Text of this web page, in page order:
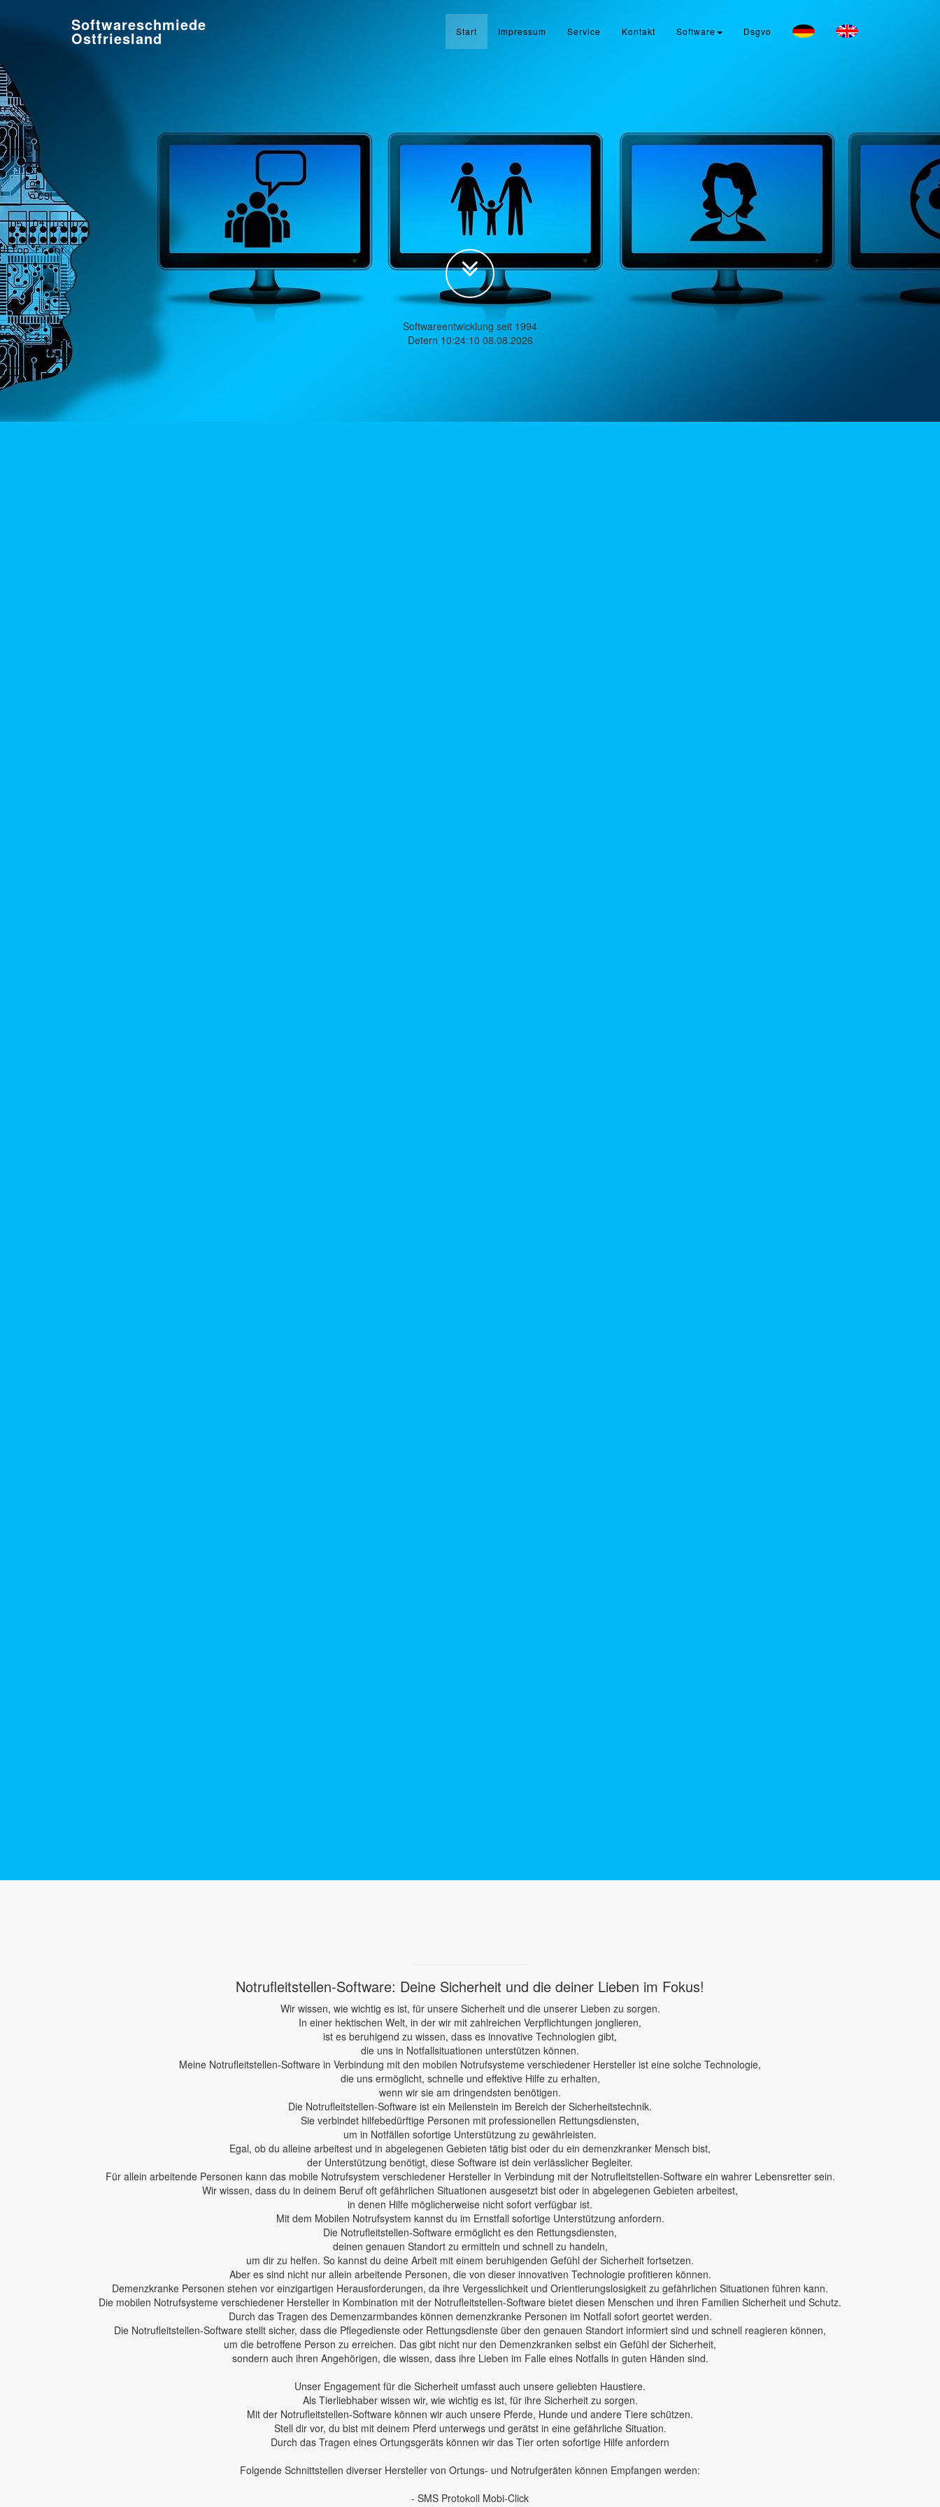
Softwareschmiede
Ostfriesland Start Impressum Service Kontakt Software Dsgvo
Softwareentwicklung seit 1994
Detern 10:24:10 08.08.2026
Notrufleitstellen-Software: Deine Sicherheit und die deiner Lieben im Fokus!
Wir wissen, wie wichtig es ist, für unsere Sicherheit und die unserer Lieben zu sorgen.
In einer hektischen Welt, in der wir mit zahlreichen Verpflichtungen jonglieren,
ist es beruhigend zu wissen, dass es innovative Technologien gibt,
die uns in Notfallsituationen unterstützen können.
Meine Notrufleitstellen-Software in Verbindung mit den mobilen Notrufsysteme verschiedener Hersteller ist eine solche Technologie,
die uns ermöglicht, schnelle und effektive Hilfe zu erhalten,
wenn wir sie am dringendsten benötigen.
Die Notrufleitstellen-Software ist ein Meilenstein im Bereich der Sicherheitstechnik.
Sie verbindet hilfebedürftige Personen mit professionellen Rettungsdiensten,
um in Notfällen sofortige Unterstützung zu gewährleisten.
Egal, ob du alleine arbeitest und in abgelegenen Gebieten tätig bist oder du ein demenzkranker Mensch bist,
der Unterstützung benötigt, diese Software ist dein verlässlicher Begleiter.
Für allein arbeitende Personen kann das mobile Notrufsystem verschiedener Hersteller in Verbindung mit der Notrufleitstellen-Software ein wahrer Lebensretter sein.
Wir wissen, dass du in deinem Beruf oft gefährlichen Situationen ausgesetzt bist oder in abgelegenen Gebieten arbeitest,
in denen Hilfe möglicherweise nicht sofort verfügbar ist.
Mit dem Mobilen Notrufsystem kannst du im Ernstfall sofortige Unterstützung anfordern.
Die Notrufleitstellen-Software ermöglicht es den Rettungsdiensten,
deinen genauen Standort zu ermitteln und schnell zu handeln,
um dir zu helfen. So kannst du deine Arbeit mit einem beruhigenden Gefühl der Sicherheit fortsetzen.
Aber es sind nicht nur allein arbeitende Personen, die von dieser innovativen Technologie profitieren können.
Demenzkranke Personen stehen vor einzigartigen Herausforderungen, da ihre Vergesslichkeit und Orientierungslosigkeit zu gefährlichen Situationen führen kann.
Die mobilen Notrufsysteme verschiedener Hersteller in Kombination mit der Notrufleitstellen-Software bietet diesen Menschen und ihren Familien Sicherheit und Schutz.
Durch das Tragen des Demenzarmbandes können demenzkranke Personen im Notfall sofort geortet werden.
Die Notrufleitstellen-Software stellt sicher, dass die Pflegedienste oder Rettungsdienste über den genauen Standort informiert sind und schnell reagieren können,
um die betroffene Person zu erreichen. Das gibt nicht nur den Demenzkranken selbst ein Gefühl der Sicherheit,
sondern auch ihren Angehörigen, die wissen, dass ihre Lieben im Falle eines Notfalls in guten Händen sind.
Unser Engagement für die Sicherheit umfasst auch unsere geliebten Haustiere.
Als Tierliebhaber wissen wir, wie wichtig es ist, für ihre Sicherheit zu sorgen.
Mit der Notrufleitstellen-Software können wir auch unsere Pferde, Hunde und andere Tiere schützen.
Stell dir vor, du bist mit deinem Pferd unterwegs und gerätst in eine gefährliche Situation.
Durch das Tragen eines Ortungsgeräts können wir das Tier orten sofortige Hilfe anfordern
Folgende Schnittstellen diverser Hersteller von Ortungs- und Notrufgeräten können Empfangen werden:
- SMS Protokoll Mobi-Click